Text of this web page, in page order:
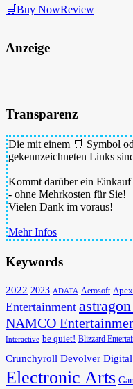
🛒Buy NowReview
Anzeige
Transparenz
Die mit einem 🛒 Symbol
gekennzeichneten Links
Kommt darüber ein
- ohne Mehrkosten für Sie!
Vielen Dank im voraus!
Mehr Infos
Keywords
2022 2023 ADATA Aerosoft
Entertainment
NAMCO
Interactive be quiet! Blizzard
Crunchyroll Devolver Digital
Electronic Arts